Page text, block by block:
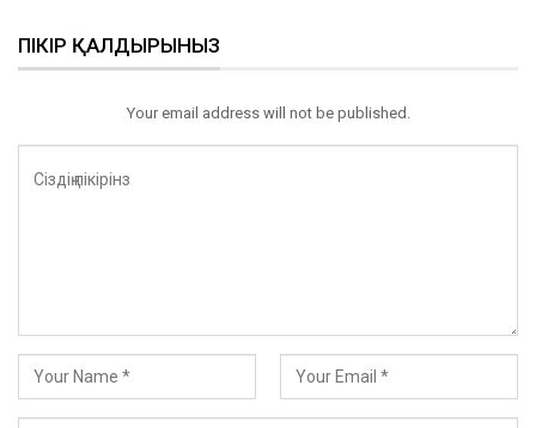
ПІКІР ҚАЛДЫРЫНЫЗ
Your email address will not be published.